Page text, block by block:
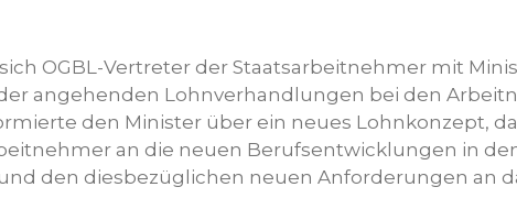
sich OGBL-Vertreter der Staatsarbeitnehmer mit
angehenden Lohnverhandlungen bei den
den Minister über ein neues Lohnkonzept,
an die neuen Berufsentwicklungen in
den diesbezüglichen neuen Anforderungen an